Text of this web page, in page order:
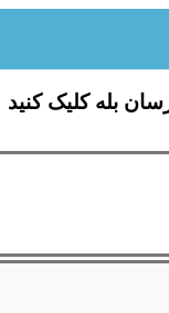
بله کلیک کنید